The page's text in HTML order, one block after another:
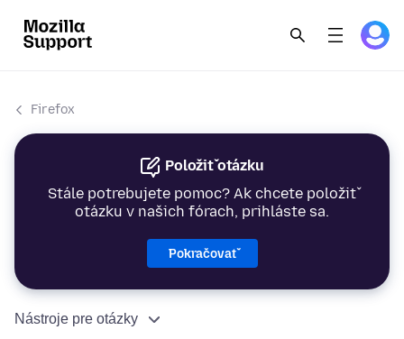
Firefox
Položiť otázku
Stále potrebujete pomoc? Ak chcete položiť
otázku v našich fórach, prihláste sa.
Pokračovať
Nástroje pre otázky